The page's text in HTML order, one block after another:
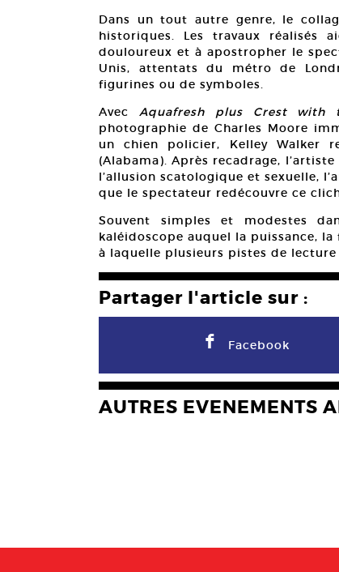
Dans un tout autre genre, le
historiques. Les travaux réalisés
douloureux et à apostropher le
Unis, attentats du métro de
figurines ou de symboles.
Avec Aquafresh plus Crest with
photographie de Charles Moore
un chien policier, Kelley Walker
(Alabama). Après recadrage,
l’allusion scatologique et sexuelle,
que le spectateur redécouvre ce
Souvent simples et modestes
kaléidoscope auquel la puissance,
à laquelle plusieurs pistes de
Partager l'article sur :
F Facebook
AUTRES EVENEMENTS